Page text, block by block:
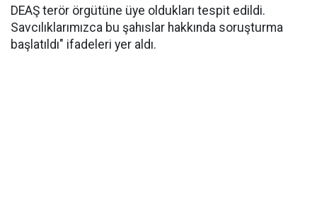
DEAŞ terör örgütüne üye oldukları tespit edildi.
Savcılıklarımızca bu şahıslar hakkında soruşturma
başlatıldı" ifadeleri yer aldı.